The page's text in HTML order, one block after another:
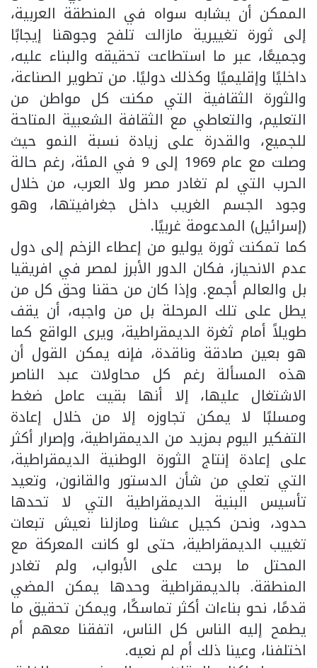
الممكن أن يشابه سواه في المنطقة العربية،
إلى ثورة تغييرية مازالت تلفح وجوهنا إيجابًا
وجميعًا، عبر ما استطاعت تحقيقه والبناء عليه،
داخليًا وإقليميًا وكذلك دوليًا. من تطوير الصناعة،
والثورة الثقافية التي مكنت كل مواطن من
التعليم، والتعاطي مع الثقافة الشعبية المتاحة
للجميع، والقدرة على زيادة نسبة النمو حيث
وصلت مع عام 1969 إلى 9 في المئة، رغم حالة
الحرب التي لم تغادر مصر ولا العرب، من خلال
وجود الجسم الغريب داخل جغرافيتها، وهو
(إسرائيل) المدعومة غربيًا.
كما تمكنت ثورة يوليو من إعطاء الزخم إلى دول
عدم الانحياز، فكان الدور الأبرز لمصر في افريقيا
بل والعالم أجمع. وإذا كان من حقنا وحق كل من
يطل على تلك المرحلة بل من واجبه، أن يقف
طويلاً أمام ثغرة الديمقراطية، ويرى الواقع كما
هو بعين صادقة وناقدة، فإنه يمكن القول أن
هذه المسألة رغم كل محاولات عبد الناصر
الاشتغال عليها، إلا أنها بقيت عامل ضغط
ومسلبًا لا يمكن تجاوزه إلا من خلال إعادة
التفكير اليوم بمزيد من الديمقراطية، وإصرار أكثر
على إعادة إنتاج الثورة الوطنية الديمقراطية،
التي تعلي من شأن الدستور والقانون، وتعيد
تأسيس البنية الديمقراطية التي لا تحدها
حدود، ونحن كجيل عشنا ومازلنا نعيش تبعات
تغييب الديمقراطية، حتى لو كانت المعركة مع
المحتل ما برحت على الأبواب، ولم تغادر
المنطقة. بالديمقراطية وحدها يمكن المضي
قدمًا، نحو بناءات أكثر تماسكًا، ويمكن تحقيق ما
يطمح إليه الناس كل الناس، اتفقنا معهم أم
اختلفنا، وعينا ذلك أم لم نعيه.